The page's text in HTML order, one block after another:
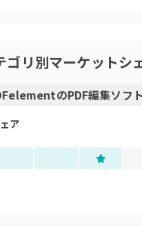
ゴリ別マーケットシ
のPDF編集ソフト
ア